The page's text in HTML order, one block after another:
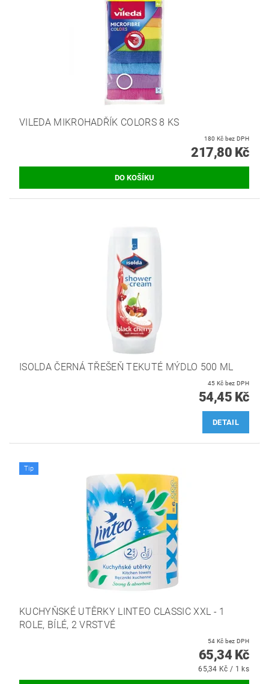
VILEDA MIKROHADŘÍK COLORS 8 KS
180 Kč bez DPH
217,80 Kč
ISOLDA ČERNÁ TŘEŠEŇ TEKUTÉ MÝDLO 500 ML
45 Kč bez DPH
54,45 Kč
DETAIL
Tip
KUCHYŇSKÉ UTĚRKY LINTEO CLASSIC XXL - 1
ROLE, BÍLÉ, 2 VRSTVÉ
54 Kč bez DPH
65,34 Kč
65,34 Kč / 1 ks